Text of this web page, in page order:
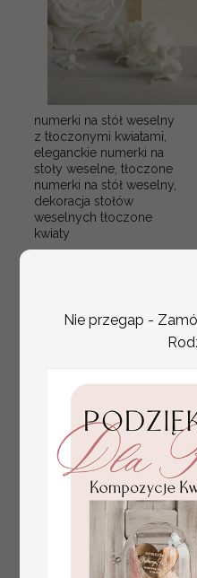
numerki na stół weselny
z tłoczonymi kwiatami,
eleganckie numerki na
stoły weselne, tłoczone
numerki na stół weselny,
dekoracja stołów
weselnych tłoczone
kwiaty
Nie przegap -